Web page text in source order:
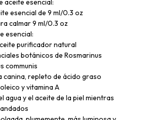
esencial de 9 ml/0.3 oz
calmar 9 ml/0.3 oz
esencial:
purificador natural
botánicos de Rosmarinus
communis
canina, repleto de ácido graso
y vitamina A
agua y el aceite de la piel mientras